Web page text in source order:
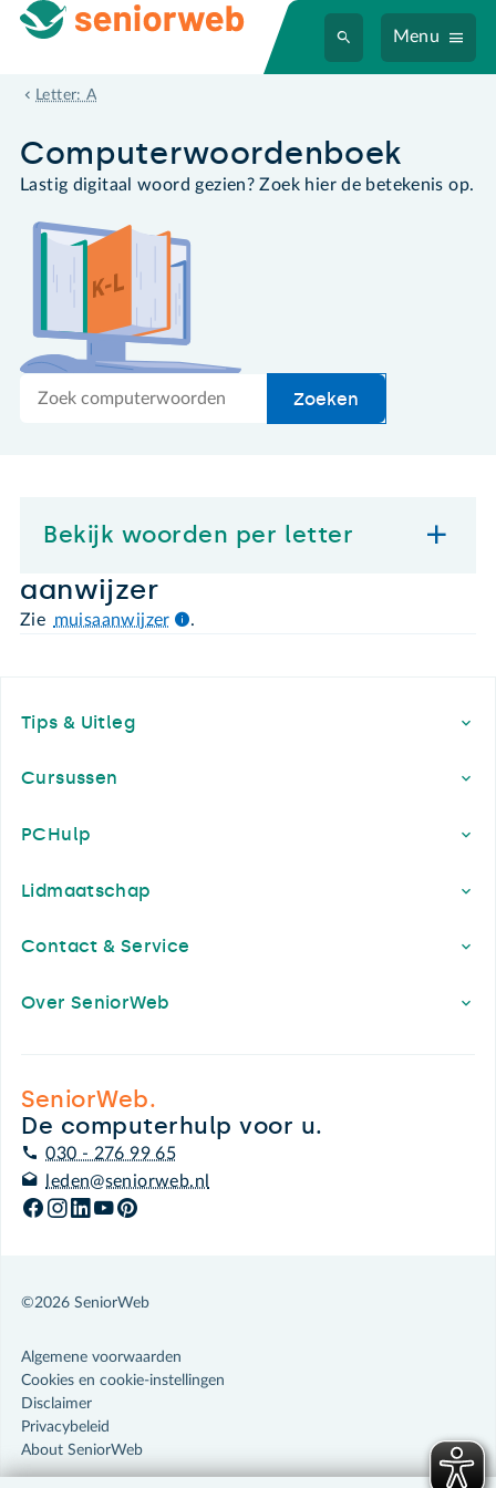
Menu
Letter: A
aanwijzer
Computer­woordenboek
Lastig digitaal woord gezien? Zoek hier de betekenis op.
Zoek
Zoeken
Bekijk woorden per letter
aanwijzer
Zie muisaanwijzer .
Tips & Uitleg
Cursussen
PCHulp
Lidmaatschap
Contact & Service
Over SeniorWeb
SeniorWeb.
De computerhulp voor u.
030 - 276 99 65
leden@seniorweb.nl
©2026 SeniorWeb
Algemene voorwaarden
Cookies en cookie-instellingen
Disclaimer
Privacybeleid
About SeniorWeb